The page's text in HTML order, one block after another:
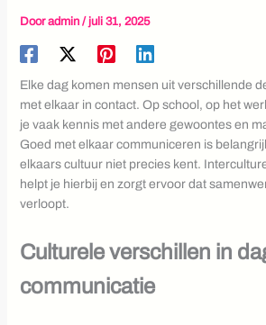
Dooradmin / juli 31, 2025
Elke dag komen mensen uit verschillende
met elkaar in contact. Op school, op het
je vaak kennis met andere gewoontes en
Goed met elkaar communiceren is
elkaars cultuur niet precies kent.
helpt je hierbij en zorgt ervoor dat
verloopt.
Culturele verschillen in
communicatie